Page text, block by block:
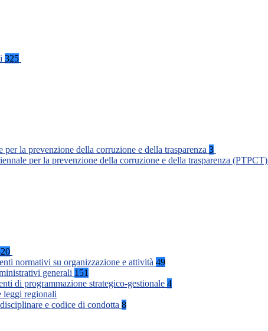
325
per la prevenzione della corruzione e della trasparenza 3
per la prevenzione della corruzione e della trasparenza (PTPCT)
normativi su organizzazione e attività 49
generali 151
di programmazione strategico-gestionale 4
leggi regionali
e codice di condotta 8